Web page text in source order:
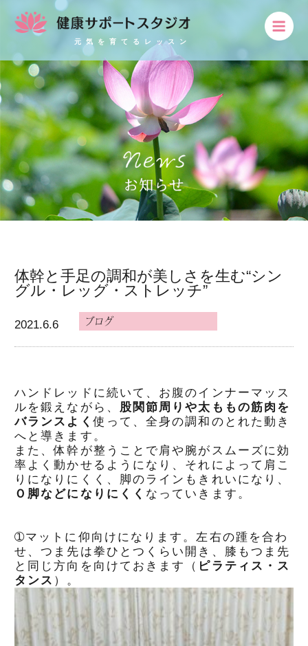
元気を育てるレッスン
体幹と手足の調和が美しさを生む“シン
グル・レッグ・ストレッチ”
2021.6.6
ハンドレッドに続いて、お腹のインナーマッス
ルを鍛えながら、
股関節周りや太ももの筋肉を
バランスよく使って、全身の調和のとれた動き
へと導きます。
また、体幹が整うことで肩や腕がスムーズに効
率よく動かせるようになり、それによって肩こ
りになりにくく、脚のラインもきれいになり、
Ｏ脚などになりにくく なっていきます。
➀マットに仰向けになります。左右の踵を合わ
せ、つま先は拳ひとつくらい開き、膝もつま先
と同じ方向を向けておきます（ ピラティス・ス
タンス ）。